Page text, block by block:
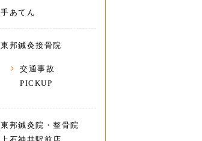
手あてん
東邦鍼灸接骨院
交通事故
PICKUP
東邦鍼灸院・整骨院